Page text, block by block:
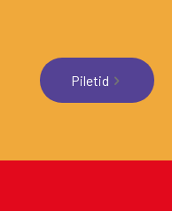
Piletid